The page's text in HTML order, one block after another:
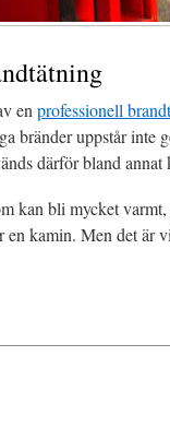
en professionell
bränder uppstår inte
därför bland
kan bli mycket
en kamin. Men det är